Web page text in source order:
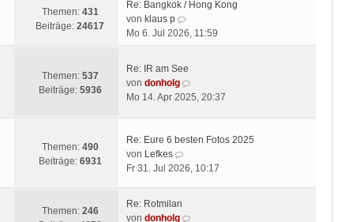
g
i
r
e
B
a
Themen: 431
Beiträge:24617
Re: Bangkok / Hong Kong
von klaus p
e
s
t
e
e
t
g
Mo 6. Jul 2026, 11:59
Themen: 537
Beiträge: 5936
Re: IR am See
von donholg
e
s
e
Mo 14. Apr 2025, 20:37
Themen: 490
Beiträge: 6931
Re: Eure 6 besten Fotos 2025
von Lefkes
e
Fr 31. Jul 2026, 10:17
Themen: 246
Re: Rotmilan
von donholg